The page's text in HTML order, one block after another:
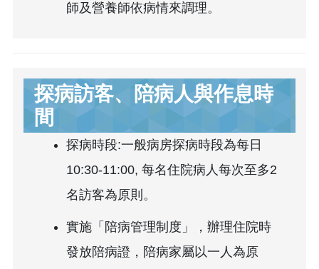
師及營養師依病情來調理。
探病訪客、陪病人與作息時
間
探病時段:一般病房探病時段為每日
10:30-11:00, 每名住院病人每次至多2
名訪客為原則。
實施「陪病管理制度」，辦理住院時
發放陪病證，陪病家屬以一人為原